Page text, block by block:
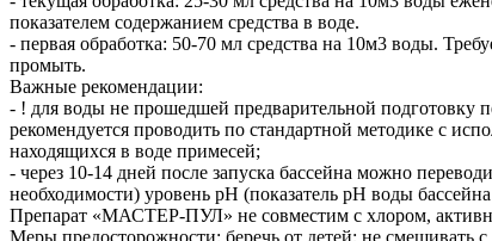
показателем содержанием средства в воде.
- первая обработка: 50-70 мл средства на 10м3 воды.
промыть.
Важные рекомендации:
- ! для воды не прошедшей предварительной
рекомендуется проводить по стандартной методике
находящихся в воде примесей;
- через 10-14 дней после запуска бассейна можно
необходимости) уровень рН (показатель рН воды
Препарат «МАСТЕР-ПУЛ» не совместим с хлором,
Меры предосторожности: беречь от детей; не